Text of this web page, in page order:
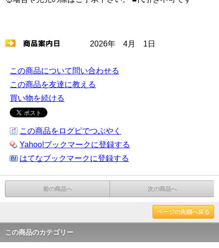
2026年 4月 1日
この商品について問い合わせる
この商品を友達に教える
買い物を続ける
この商品をログピでつぶやく
Yahoo!ブックマークに登録する
はてなブックマークに登録する
前の商品へ 次の商品へ
ページの先頭へ戻る
この商品のカテゴリー